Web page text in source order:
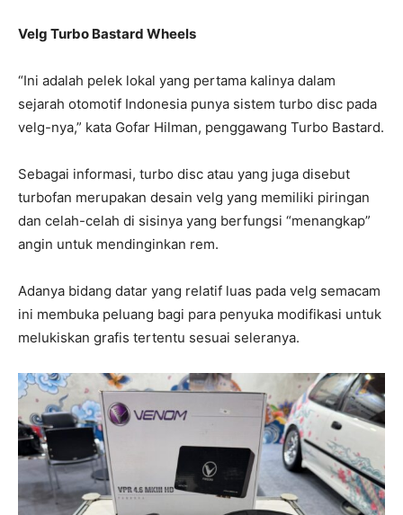
Velg Turbo Bastard Wheels
“Ini adalah pelek lokal yang pertama kalinya dalam
sejarah otomotif Indonesia punya sistem turbo disc pada
velg-nya,” kata Gofar Hilman, penggawang Turbo Bastard.
Sebagai informasi, turbo disc atau yang juga disebut
turbofan merupakan desain velg yang memiliki piringan
dan celah-celah di sisinya yang berfungsi “menangkap”
angin untuk mendinginkan rem.
Adanya bidang datar yang relatif luas pada velg semacam
ini membuka peluang bagi para penyuka modifikasi untuk
melukiskan grafis tertentu sesuai seleranya.